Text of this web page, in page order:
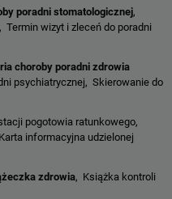
poradni stomatologicznej,
Termin wizyt i zleceń do poradni
choroby poradni zdrowia
psychiatrycznej, Skierowanie do
pogotowia ratunkowego,
informacyjna udzielonej
zdrowia, Książka kontroli